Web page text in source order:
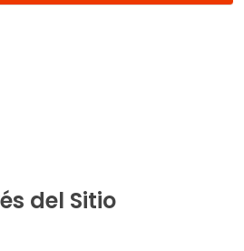
del Sitio